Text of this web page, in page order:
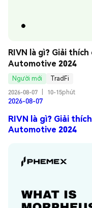
RIVN là gì? Giải
Automotive 2024
Người mới
TradFi
2026-08-07
10-15phút
2026-08-07
RIVN là gì? Giải
Automotive 2024